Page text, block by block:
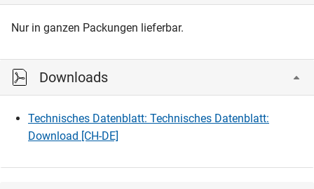
Nur in ganzen Packungen lieferbar.
Downloads
Technisches Datenblatt: Technisches Datenblatt:
Download [CH-DE]